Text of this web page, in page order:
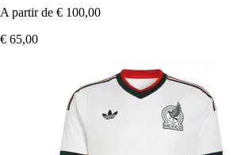
A partir de € 100,00
€ 65,00